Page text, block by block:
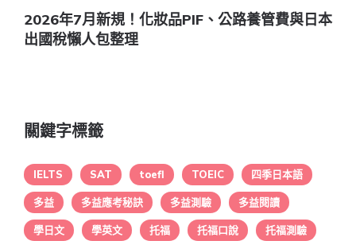
2026年7月新規！化妝品PIF、公路養管費與日本
出國稅懶人包整理
關鍵字標籤
IELTS SAT toefl TOEIC 四季日本語
多益 多益應考秘訣 多益測驗 多益閱讀
學日文 學英文 托福 托福口說 托福測驗